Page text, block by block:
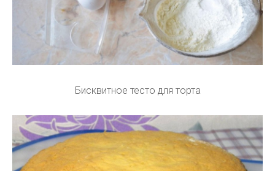
Бисквитное тесто для торта